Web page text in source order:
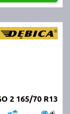
2 165/70 R13